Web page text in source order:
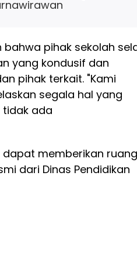
pihak sekolah
yang kondusif dan
pihak terkait. "Kami
segala hal yang
ada
memberikan ruang
dari Dinas Pendidikan